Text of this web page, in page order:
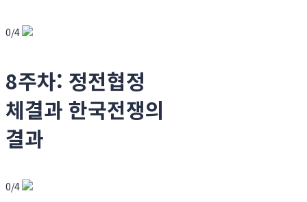
0/4
8주차: 정전협정
체결과 한국전쟁의
결과
0/4